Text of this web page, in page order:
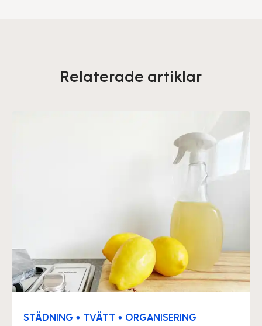
Relaterade artiklar
STÄDNING • TVÄTT • ORGANISERING